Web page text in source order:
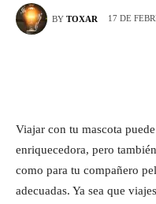
BY TOXAR 17 DE
Viajar con tu mascota
enriquecedora, pero
como para tu compañero
adecuadas. Ya sea que